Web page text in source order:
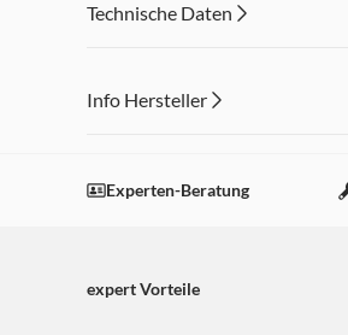
Technische Daten
Info Hersteller
Einstellungen anpassen
Experten-Beratung
expert Vorteile